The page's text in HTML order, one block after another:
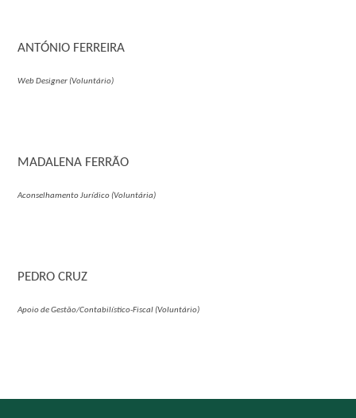
ANTÓNIO FERREIRA
Web Designer (Voluntário)
MADALENA FERRÃO
Aconselhamento Jurídico (Voluntária)
PEDRO CRUZ
Apoio de Gestão/Contabilístico-Fiscal (Voluntário)